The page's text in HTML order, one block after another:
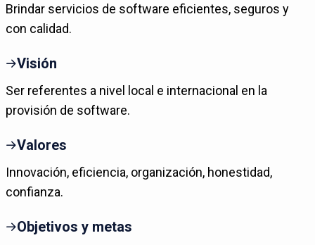
Brindar servicios de software eficientes, seguros y
con calidad.
Visión
Ser referentes a nivel local e internacional en la
provisión de software.
Valores
Innovación, eficiencia, organización, honestidad,
confianza.
Objetivos y metas